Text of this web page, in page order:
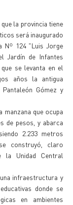
la provincia tiene
será inaugurado
Nº 124 "Luis Jorge
Jardín de Infantes
se levanta en el
años la antigua
Gómez y
que ocupa
de pesos, y abarca
2.233 metros
construyó, claro
la Unidad Central
infraestructura y
donde se
en ambientes